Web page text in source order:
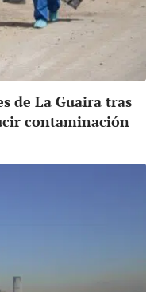
de La Guaira tras
contaminación